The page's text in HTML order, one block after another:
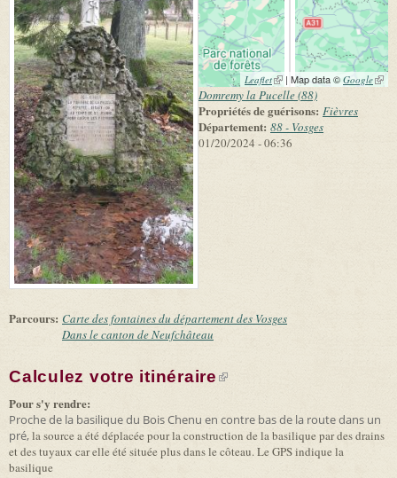
Leaflet(link is external)
| Map data © Google(link
Domremy la Pucelle (88)
Propriétés de guérisons: Fièvres
Département: 88 - Vosges
01/20/2024 - 06:36
Parcours: Carte des fontaines du département des Vosges
Dans le canton de Neufchâteau
Calculez votre itinéraire(link is external)
Pour s'y rendre:
Proche de la basilique du Bois Chenu en contre bas de la route dans un
pré,la source a été déplacée pour la construction de la basilique par des drains
et des tuyaux car elle été située plus dans le côteau. Le GPS indique la
basilique